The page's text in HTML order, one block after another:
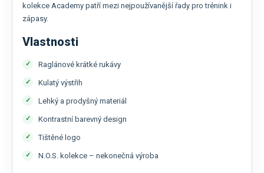
kolekce Academy patří mezi nejpoužívanější řady pro trénink i
zápasy.
Vlastnosti
Raglánové krátké rukávy
Kulatý výstřih
Lehký a prodyšný materiál
Kontrastní barevný design
Tištěné logo
N.O.S. kolekce – nekonečná výroba